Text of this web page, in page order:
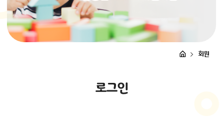
회원
로그인